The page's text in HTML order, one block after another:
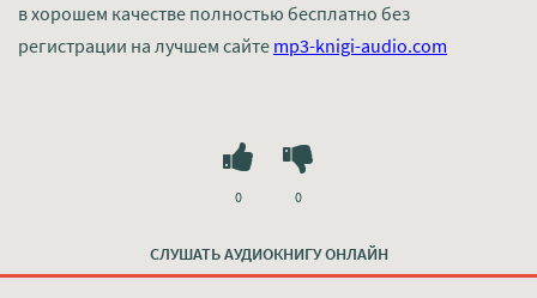
в хорошем качестве полностью бесплатно без
регистрации на лучшем сайте mp3-knigi-audio.com
СЛУШАТЬ АУДИОКНИГУ ОНЛАЙН
0 0